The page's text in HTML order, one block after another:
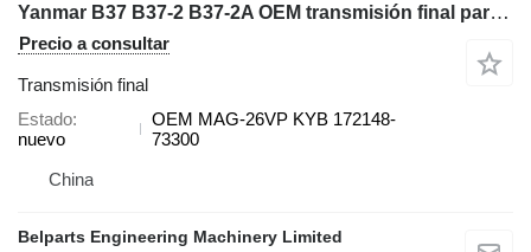
Yanmar B37 B37-2 B37-2A OEM transmisión final para Yanmar mini excavadora
Precio a consultar
Transmisión final
Estado
nuevo
OEM MAG-26VP KYB 172148-
73300
China
Belparts Engineering Machinery Limited